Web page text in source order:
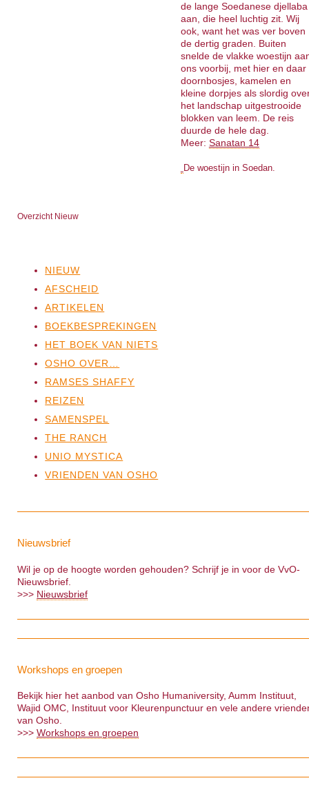
de lange Soedanese djellaba
aan, die heel luchtig zit. Wij
ook, want het was ver boven
de dertig graden. Buiten
snelde de vlakke woestijn
ons voorbij, met hier en daar
doornbosjes, kamelen en
kleine dorpjes als slordig
het landschap uitgestrooide
blokken van leem. De reis
duurde de hele dag.
Meer: Sanatan 14
De woestijn in Soedan.
Overzicht Nieuw
NIEUW
AFSCHEID
ARTIKELEN
BOEKBESPREKINGEN
HET BOEK VAN NIETS
OSHO OVER…
RAMSES SHAFFY
REIZEN
SAMENSPEL
THE RANCH
UNIO MYSTICA
VRIENDEN VAN OSHO
Nieuwsbrief
Wil je op de hoogte worden gehouden? Schrijf je in voor de VvO-
Nieuwsbrief.
>>> Nieuwsbrief
Workshops en groepen
Bekijk hier het aanbod van Osho Humaniversity, Aumm Instituut,
Wajid OMC, Instituut voor Kleurenpunctuur en vele andere
van Osho.
>>>Workshops en groepen